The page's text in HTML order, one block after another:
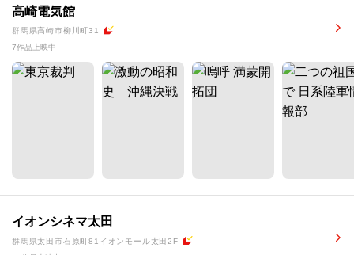
高崎電気館
群馬県高崎市柳川町31
7作品上映中
イオンシネマ太田
群馬県太田市石原町81イオンモール太田2F